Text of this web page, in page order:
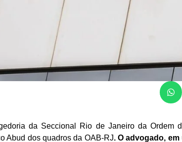
da Seccional Rio de Janeiro da Ordem
Abud dos quadros da OAB-RJ. O advogado,